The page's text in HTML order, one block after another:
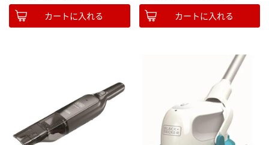
カートに入れる カートに入れる